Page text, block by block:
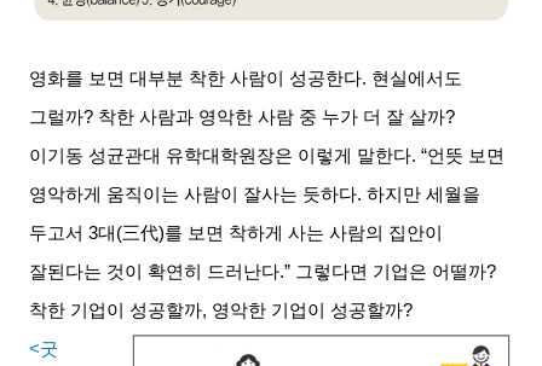
영화를 보면 대부분 착한 사람이 성공한다. 현실에서도
그럴까? 착한 사람과 영악한 사람 중 누가 더 잘 살까?
이기동 성균관대 유학대학원장은 이렇게 말한다. “언뜻 보면
영악하게 움직이는 사람이 잘사는 듯하다.하지만 세월을
두고서 3대 (三代)를 보면 착하게 사는 사람의 집안이
잘된다는 것이 확연히 드러난다.” 그렇다면 기업은 어떨까?
착한 기업이 성공할까, 영악한 기업이 성공할까?
<굿